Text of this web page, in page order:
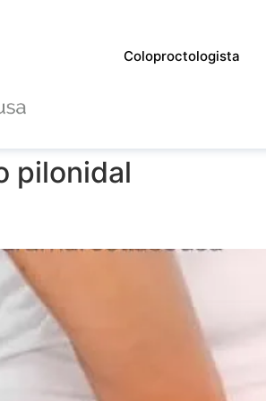
Coloproctologista
pilonidal